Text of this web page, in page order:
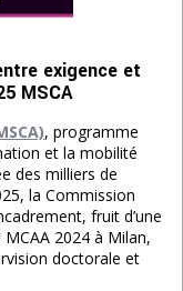
exigence et
MSCA
, programme
et la mobilité
des milliers de
la Commission
fruit d’une
2024 à Milan,
doctorale et